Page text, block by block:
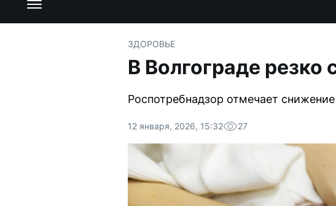
ЗДОРОВЬЕ
В Волгограде резко
Роспотребнадзор отмечает
12 января, 2026, 15:32 27